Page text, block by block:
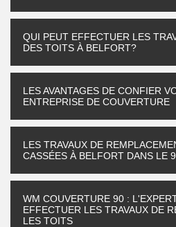
QUI PEUT EFFECTUER LES
DES TOITS À BELFORT?
LES AVANTAGES DE CONFIER
ENTREPRISE DE COUVERTURE
LES TRAVAUX DE
CASSÉES À BELFORT DANS LE
WM COUVERTURE 90 :
EFFECTUER LES TRAVAUX DE
LES TOITS